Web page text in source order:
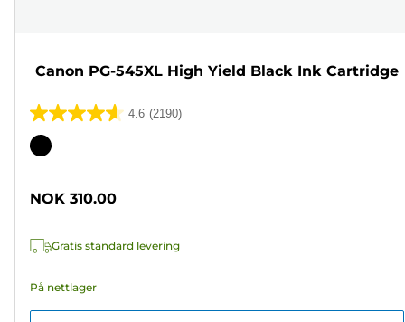
Canon PG-545XL High Yield Black Ink Cartridge
4.6 (2190)
4.6
av
2190
Fargekassett
NOK 310.00
Gratis standard levering
På nettlager